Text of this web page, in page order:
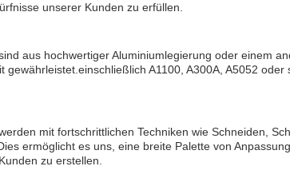
unserer Kunden zu erfüllen.
aus hochwertiger Aluminiumlegierung oder einem
gewährleistet.einschließlich A1100, A300A, A5052
mit fortschrittlichen Techniken wie Schneiden,
ermöglicht es uns, eine breite Palette von
zu erstellen.